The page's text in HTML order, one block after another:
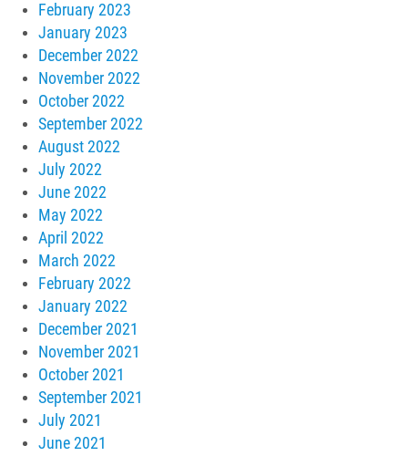
February 2023
January 2023
December 2022
November 2022
October 2022
September 2022
August 2022
July 2022
June 2022
May 2022
April 2022
March 2022
February 2022
January 2022
December 2021
November 2021
October 2021
September 2021
July 2021
June 2021